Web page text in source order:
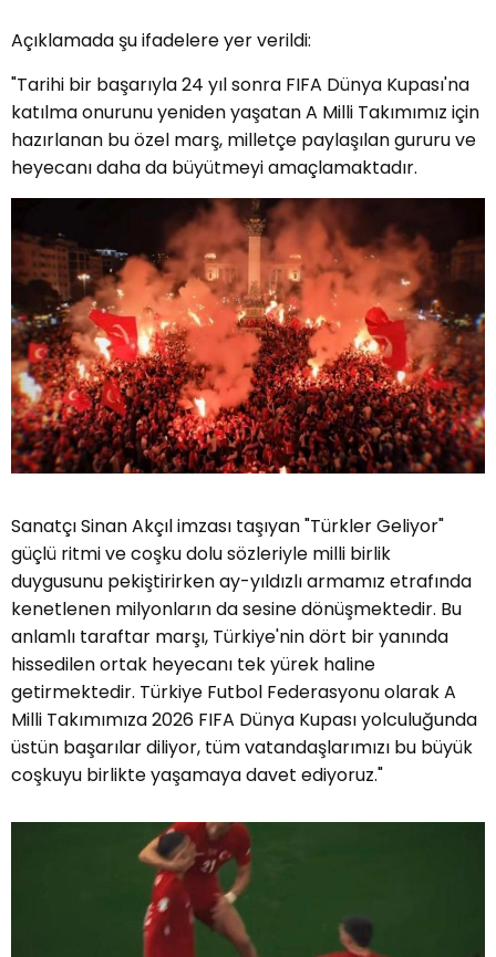
Açıklamada şu ifadelere yer verildi:
"Tarihi bir başarıyla 24 yıl sonra FIFA Dünya Kupası'na
katılma onurunu yeniden yaşatan A Milli Takımımız için
hazırlanan bu özel marş, milletçe paylaşılan gururu ve
heyecanı daha da büyütmeyi amaçlamaktadır.
Sanatçı Sinan Akçıl imzası taşıyan "Türkler Geliyor"
güçlü ritmi ve coşku dolu sözleriyle milli birlik
duygusunu pekiştirirken ay-yıldızlı armamız etrafında
kenetlenen milyonların da sesine dönüşmektedir. Bu
anlamlı taraftar marşı, Türkiye'nin dört bir yanında
hissedilen ortak heyecanı tek yürek haline
getirmektedir. Türkiye Futbol Federasyonu olarak A
Milli Takımımıza 2026 FIFA Dünya Kupası yolculuğunda
üstün başarılar diliyor, tüm vatandaşlarımızı bu büyük
coşkuyu birlikte yaşamaya davet ediyoruz."